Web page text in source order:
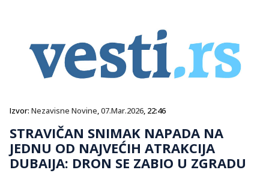
Izvor: Nezavisne Novine,07.Mar.2026, 22:46
STRAVIČAN SNIMAK NAPADA NA
JEDNU OD NAJVEĆIH ATRAKCIJA
DUBAIJA: DRON SE ZABIO U ZGRADU